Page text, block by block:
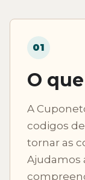
01
O
A
codigos
tornar as
Ajudamos